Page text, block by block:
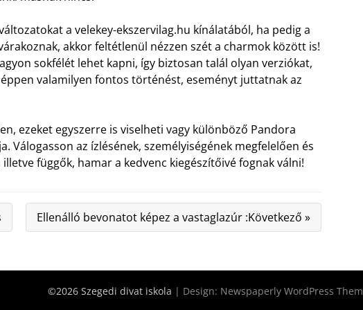
a velekey-ekszervilag.hu kínálatából, ha pedig a
akkor feltétlenül nézzen szét a charmok között is!
sokfélét lehet kapni, így biztosan talál olyan verziókat,
valamilyen fontos történést, eseményt juttatnak az
ezeket egyszerre is viselheti vagy különböző Pandora
Válogasson az ízlésének, személyiségének megfelelően és
függők, hamar a kedvenc kiegészítőivé fognak válni!
Ellenálló bevonatot képez a vastaglazúr :Következő »
©2026 Szegedi divat iskola | Design: Newspaperly WordPress